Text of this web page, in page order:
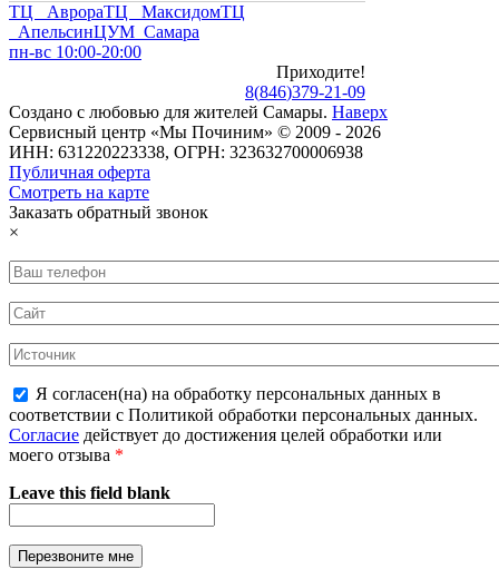
ТЦ АврораТЦ МаксидомТЦ
АпельсинЦУМ Самара
пн-вс 10:00-20:00
Приходите!
8(846)379-21-09
Создано с любовью для жителей Самары. Наверх
Сервисный центр «Мы Починим» © 2009 - 2026
ИНН: 631220223338, ОГРН: 323632700006938
Публичная оферта
Смотреть на карте
Заказать обратный звонок
×
Я согласен(на) на обработку персональных данных в
соответствии с Политикой обработки персональных данных.
Согласие действует до достижения целей обработки или
моего отзыва *
Leave this field blank